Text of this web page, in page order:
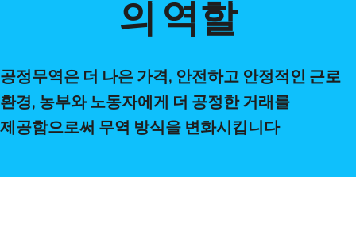
의 역할
공정무역은 더 나은 가격, 안전하고 안정적인 근로
환경, 농부와 노동자에게 더 공정한 거래를
제공함으로써 무역 방식을 변화시킵니다